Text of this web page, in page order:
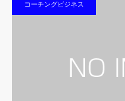
コーチングビジネス